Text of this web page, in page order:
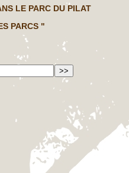
LE PARC DU PILAT
PARCS "